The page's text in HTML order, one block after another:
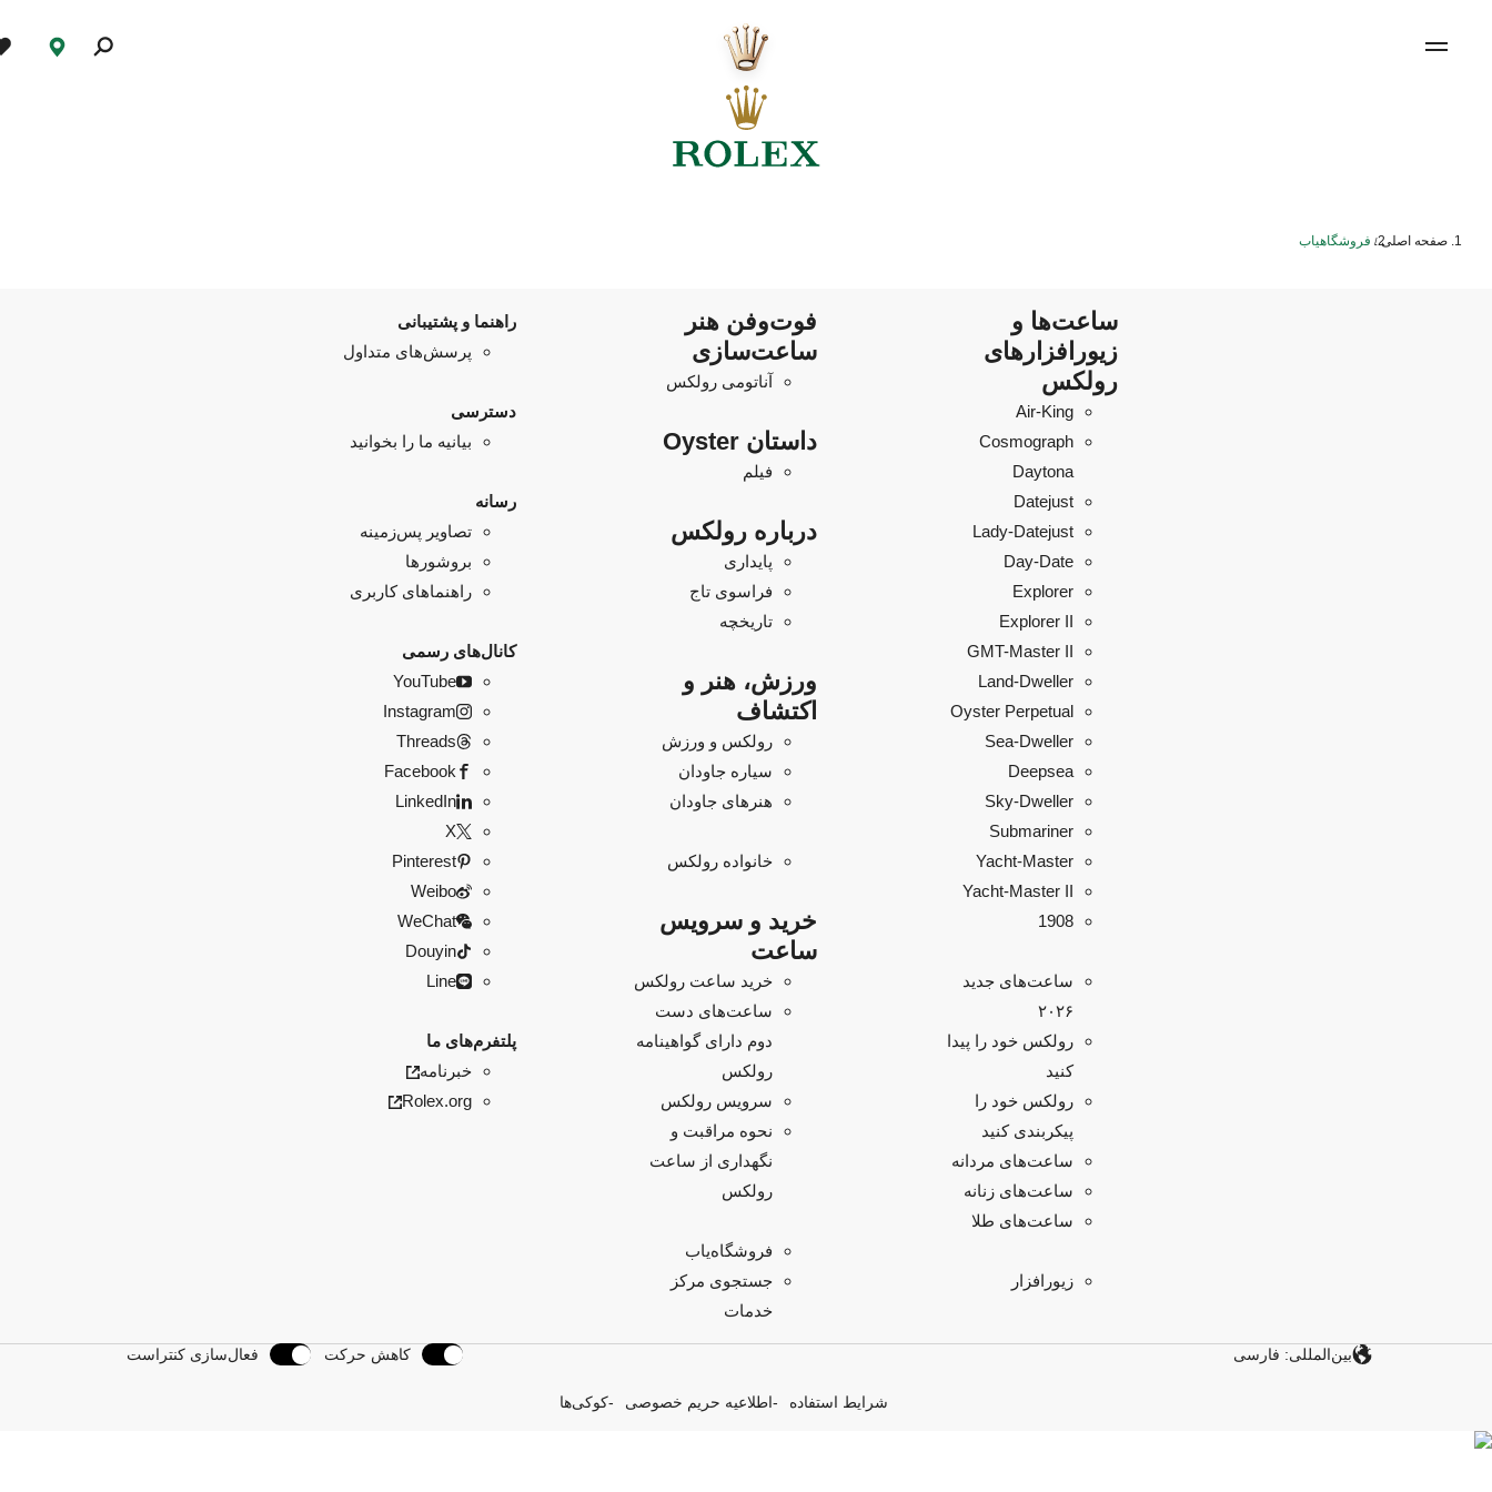
صفحه اصلی/ فروشگاهیاب
ساعت‌ها و
زیورافزارهای
رولکس
Air‑King
Cosmograph
Daytona
Datejust
Lady-Datejust
Day-Date
Explorer
Explorer II
GMT-Master II
Land-Dweller
Oyster Perpetual
Sea-Dweller
Deepsea
Sky‑Dweller
Submariner
Yacht‑Master
Yacht-Master II
1908
ساعت‌های جدید
۲۰۲۶
رولکس خود را پیدا
کنید
رولکس خود را
پیکربندی کنید
ساعت‌های مردانه
ساعت‌های زنانه
ساعت‌های طلا
زیورافزار
فو‌‌ت‌وفن هنر
ساعت‌سازی
آناتومی رولکس
داستان Oyster
فیلم
درباره رولکس
پایداری
فراسوی تاج
تاریخچه
ورزش، هنر و
اکتشاف
رولکس و ورزش
سیاره جاودان
هنرهای جاودان
خانواده رولکس
خرید و سرویس
ساعت
خرید ساعت رولکس
ساعت‌های دست
دوم دارای گواهینامه
رولکس
سرویس رولکس
نحوه مراقبت و
نگهداری از ساعت
رولکس
فروشگاه‌یاب
جستجوی مرکز
خدمات
راهنما و پشتیبانی
پرسش‌های متداول
دسترسی
بیانیه ما را بخوانید
رسانه
تصاویر پس‌زمینه
بروشورها
راهنماهای کاربری
کانال‌های رسمی
YouTube
Instagram
Threads
Facebook
LinkedIn
X
Pinterest
Weibo
WeChat
Douyin
Line
پلتفرم‌های ما
خبرنامه
Rolex.org
بین‌المللی: فارسی کاهش حرکت فعال‌سازی کنتراست
شرایط استفاده اطلاعیه حریم خصوصی کوکی‌ها